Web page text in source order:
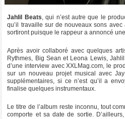
Jahlil Beats, qui n’est autre que le
qu’il travaille sur de nouveaux sons avec
sortiront puisque le rappeur a annoncé
Après avoir collaboré avec quelques
Rythmes, Big Sean et Leona Lewis,
d’une interview avec XXLMag.com, le
sur un nouveau projet musical avec
supplémentaires, si ce n’est qu’il a
finalise quelques instrumentaux.
Le titre de l’album reste inconnu, tout
comporte et sa date de sortie.